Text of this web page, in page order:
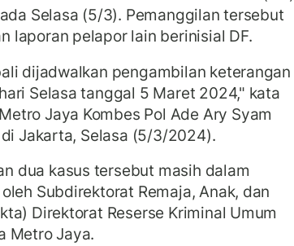
Selasa (5/3). Pemanggilan tersebut
laporan pelapor lain berinisial DF.
dijadwalkan pengambilan keterangan
Selasa tanggal 5 Maret 2024," kata
Jaya Kombes Pol Ade Ary Syam
Jakarta, Selasa (5/3/2024).
dua kasus tersebut masih dalam
Subdirektorat Remaja, Anak, dan
Direktorat Reserse Kriminal Umum
Metro Jaya.